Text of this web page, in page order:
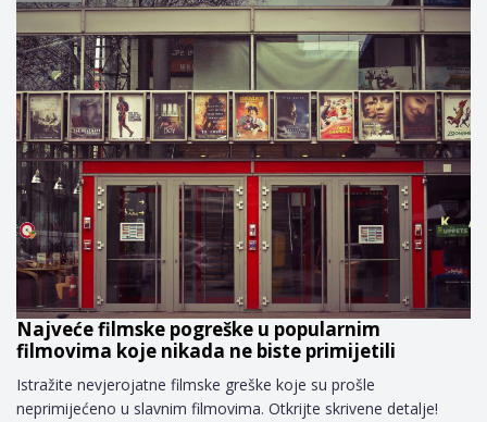
Najveće filmske pogreške u popularnim
filmovima koje nikada ne biste primijetili
Istražite nevjerojatne filmske greške koje su prošle
neprimijećeno u slavnim filmovima. Otkrijte skrivene detalje!